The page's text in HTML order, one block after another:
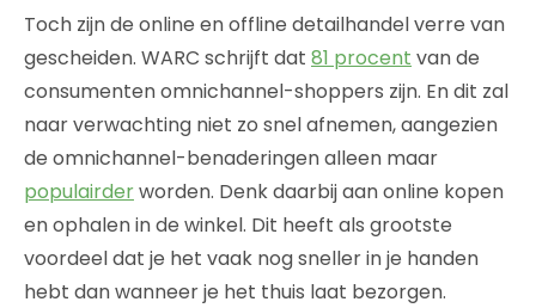
Toch zijn de online en offline detailhandel verre van
gescheiden. WARC schrijft dat 81 procent van de
consumenten omnichannel-shoppers zijn. En dit zal
naar verwachting niet zo snel afnemen, aangezien
de omnichannel-benaderingen alleen maar
populairderworden. Denk daarbij aan online kopen
en ophalen in de winkel. Dit heeft als grootste
voordeel dat je het vaak nog sneller in je handen
hebt dan wanneer je het thuis laat bezorgen.